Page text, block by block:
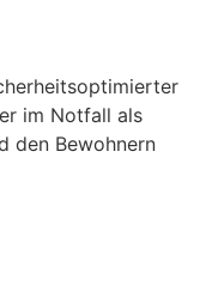
im Notfall als
den Bewohnern